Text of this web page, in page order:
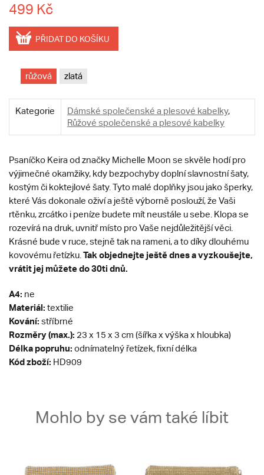
499 Kč
PŘIDAT DO KOŠÍKU
růžová zlatá
Kategorie Dámské společenské a plesové kabelky,
Růžové společenské a plesové kabelky
Psaníčko Keira od značky Michelle Moon se skvěle hodí pro
výjimečné okamžiky, kdy bezpochyby doplní slavnostní šaty,
kostým či koktejlové šaty. Tyto malé doplňky jsou jako šperky,
které Vás dokonale oživí a ještě výborně poslouží, že Vaši
rtěnku, zrcátko i peníze budete mít neustále u sebe. Klopa se
rozevírá na druk, uvnitř místo pro Vaše nejdůležitější věci.
Krásné bude v ruce, stejně tak na rameni, a to díky dlouhému
kovovému řetízku. Tak objednejte ještě dnes a vyzkoušejte,
vrátit jej můžete do 30ti dnů.
A4: ne
Materiál: textilie
Kování: stříbrné
Rozměry (max.): 23 x 15 x 3 cm (šířka x výška x hloubka)
Délka popruhu: odnímatelný řetízek, fixní délka
Kód zboží: HD909
Mohlo by se vám také líbit